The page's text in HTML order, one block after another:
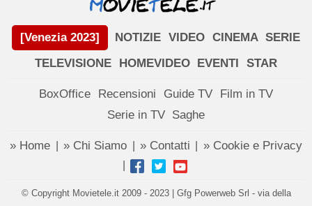
[Venezia 2023] NOTIZIE VIDEO CINEMA SERIE
TELEVISIONE
HOMEVIDEO EVENTI STAR
BoxOffice Recensioni Guide TV
Film in TV
Serie in TV Saghe
» Home » Chi Siamo » Contatti » Cookie e Privacy
© Copyright Movietele.it 2009 - 2023 | Gfg Powerweb Srl - via della